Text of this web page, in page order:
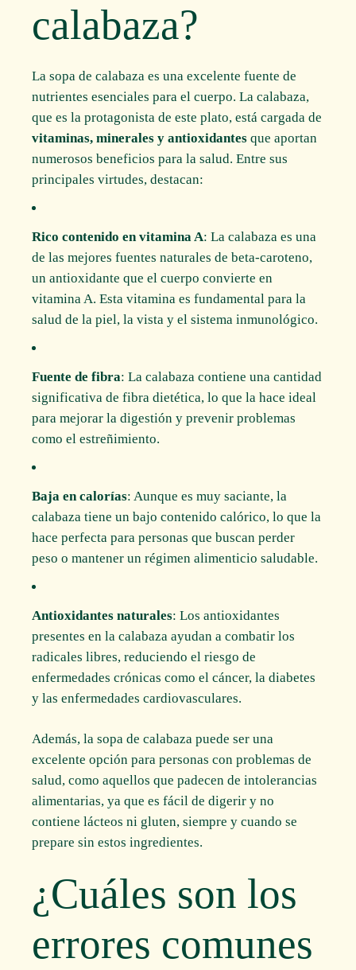
calabaza?
La sopa de calabaza es una excelente fuente de
nutrientes esenciales para el cuerpo. La calabaza,
que es la protagonista de este plato, está cargada de
vitaminas, minerales y antioxidantes que aportan
numerosos beneficios para la salud. Entre sus
principales virtudes, destacan:
Rico contenido en vitamina A: La calabaza es una
de las mejores fuentes naturales de beta-caroteno,
un antioxidante que el cuerpo convierte en
vitamina A. Esta vitamina es fundamental para la
salud de la piel, la vista y el sistema inmunológico.
Fuente de fibra: La calabaza contiene una cantidad
significativa de fibra dietética, lo que la hace ideal
para mejorar la digestión y prevenir problemas
como el estreñimiento.
Baja en calorías: Aunque es muy saciante, la
calabaza tiene un bajo contenido calórico, lo que la
hace perfecta para personas que buscan perder
peso o mantener un régimen alimenticio saludable.
Antioxidantes naturales: Los antioxidantes
presentes en la calabaza ayudan a combatir los
radicales libres, reduciendo el riesgo de
enfermedades crónicas como el cáncer, la diabetes
y las enfermedades cardiovasculares.
Además, la sopa de calabaza puede ser una
excelente opción para personas con problemas de
salud, como aquellos que padecen de intolerancias
alimentarias, ya que es fácil de digerir y no
contiene lácteos ni gluten, siempre y cuando se
prepare sin estos ingredientes.
¿Cuáles son los
errores comunes